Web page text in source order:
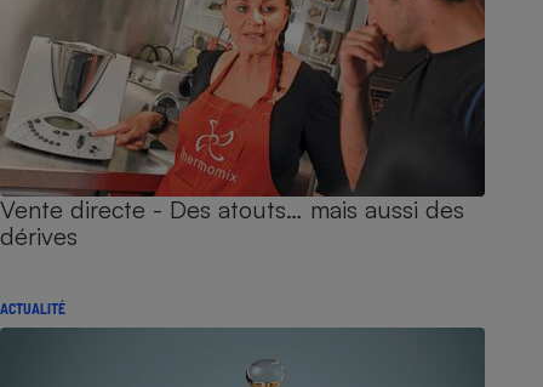
Vente directe - Des atouts… mais aussi des
dérives
ACTUALITÉ